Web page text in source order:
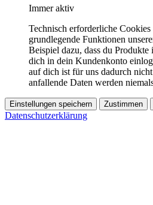
Immer aktiv
Technisch erforderliche
grundlegende Funktionen
Beispiel dazu, dass du
dich in dein Kundenkonto
auf dich ist für uns dadurch
anfallende Daten werden
Einstellungen speichern Zustimmen
Datenschutzerklärung